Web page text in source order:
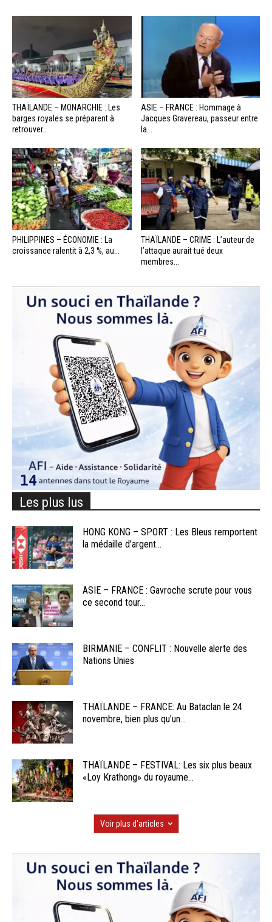
THAÏLANDE – MONARCHIE : Les
barges royales se préparent à
retrouver...
ASIE – FRANCE : Hommage à
Jacques Gravereau, passeur entre
la...
PHILIPPINES – ÉCONOMIE : La
croissance ralentit à 2,3 %, au...
THAÏLANDE – CRIME : L’auteur de
l’attaque aurait tué deux
membres...
Les plus lus
HONG KONG – SPORT : Les Bleus remportent
la médaille d’argent...
ASIE – FRANCE : Gavroche scrute pour vous
ce second tour...
BIRMANIE – CONFLIT : Nouvelle alerte des
Nations Unies
THAÏLANDE – FRANCE: Au Bataclan le 24
novembre, bien plus qu’un...
THAÏLANDE – FESTIVAL: Les six plus beaux
«Loy Krathong» du royaume...
Voir plus d'articles